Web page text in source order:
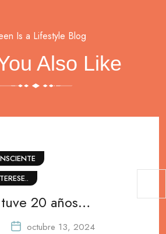
Is a Lifestyle Blog
Also Like
20 años…
octubre 13, 2024